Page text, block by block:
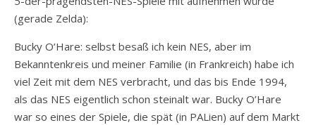
(gerade Zelda):
Bucky O’Hare: selbst besaß ich kein NES, aber im
Bekanntenkreis und meiner Familie (in Frankreich) habe ich
viel Zeit mit dem NES verbracht, und das bis Ende 1994,
als das NES eigentlich schon steinalt war. Bucky O’Hare
war so eines der Spiele, die spät (in PALien) auf dem Markt